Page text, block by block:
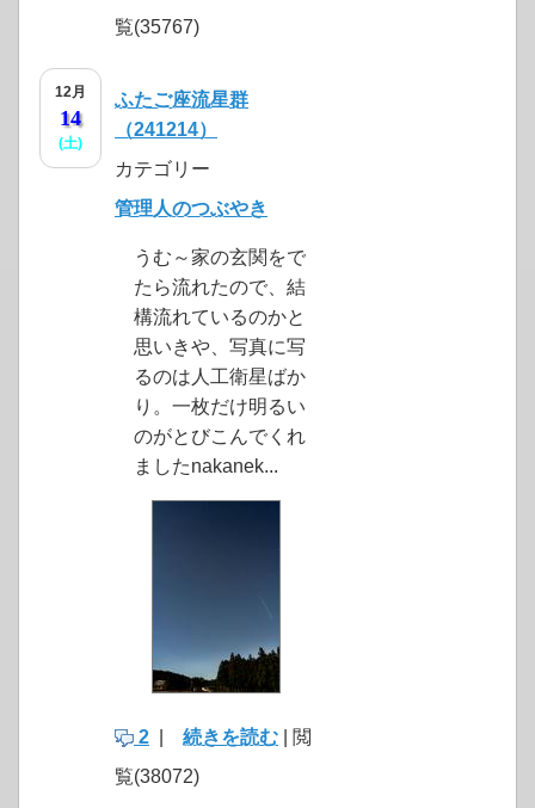
覧(35767)
12月
14
(土)
ふたご座流星群
（241214）
カテゴリー
管理人のつぶやき
うむ～家の玄関をで
たら流れたので、結
構流れているのかと
思いきや、写真に写
るのは人工衛星ばか
り。一枚だけ明るい
のがとびこんでくれ
ましたnakanek...
2 続きを読む | 閲
覧(38072)